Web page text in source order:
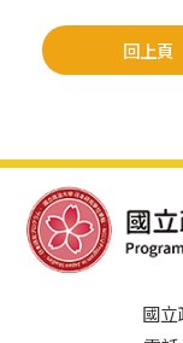
回上頁
國